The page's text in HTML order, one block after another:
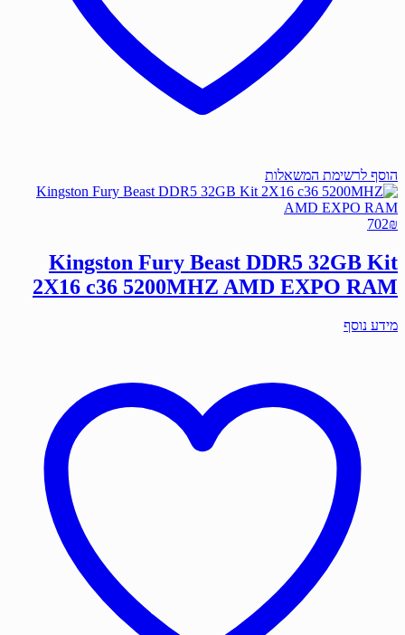
הוסף לרשימת המשאלות
702₪
Kingston Fury Beast DDR5 32GB Kit
2X16 c36 5200MHZ AMD EXPO RAM
מידע נוסף